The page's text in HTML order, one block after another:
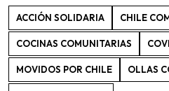
ACCIÓN SOLIDARIA CHILE
COCINAS COMUNITARIAS
MOVIDOS POR CHILE OLLAS